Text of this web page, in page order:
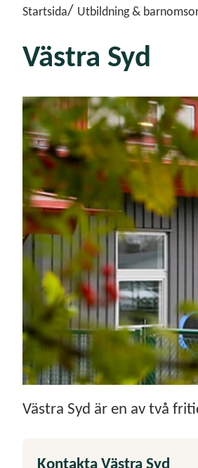
Startsida Utbildning &
Västra Syd
Västra Syd är en av två
Kontakta Västra Syd